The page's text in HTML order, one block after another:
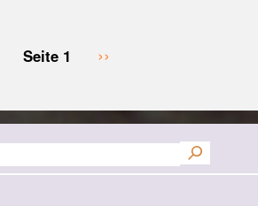
Seite 1
Nächste
››